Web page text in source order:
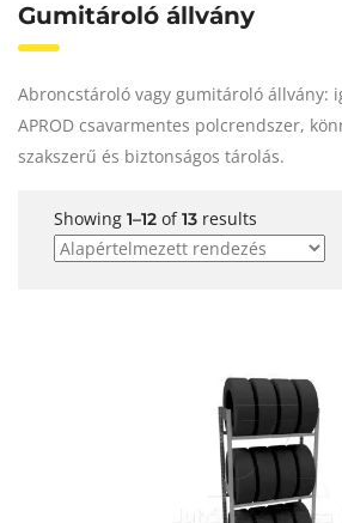
Gumitároló állvány
Abroncstároló vagy gumitároló állvány:
APROD csavarmentes polcrendszer,
szakszerű és biztonságos tárolás.
Showing 1–12 of13 results